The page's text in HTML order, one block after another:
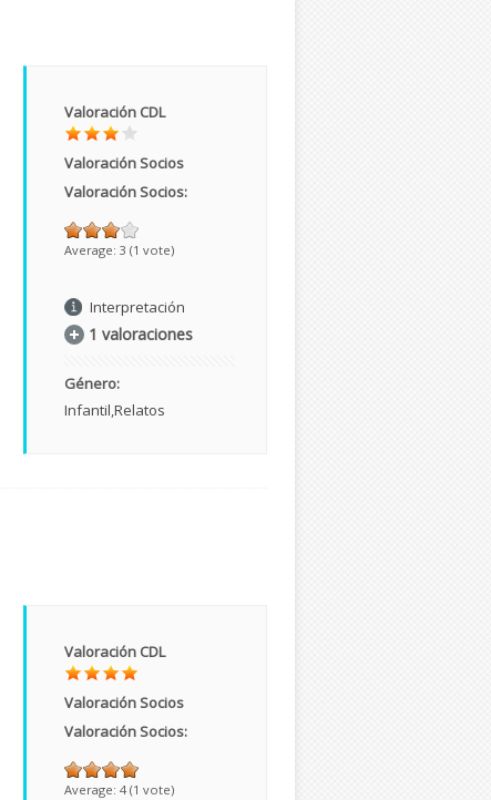
Valoración CDL
Valoración Socios
Valoración Socios:
Average: 3 (1 vote)
Interpretación
1 valoraciones
Género:
Infantil Relatos
Valoración CDL
Valoración Socios
Valoración Socios:
Average: 4 (1 vote)